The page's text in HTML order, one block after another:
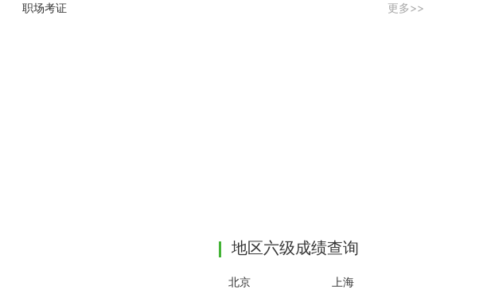
职场考证 更多>>
地区六级成绩查询
北京
上海